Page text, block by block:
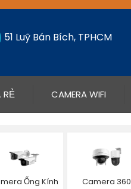
51 Luỹ Bán Bích, TPHCM
RẺ CAMERA WIFI
Ống Kính
Camera 360